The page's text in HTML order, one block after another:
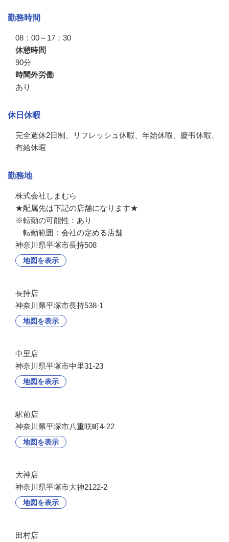
勤務時間
08：00～17：30
休憩時間
90分
時間外労働
あり
休日休暇
完全週休2日制、リフレッシュ休暇、年始休暇、慶弔休暇、
有給休暇
勤務地
株式会社しまむら
★配属先は下記の店舗になります★
※転勤の可能性：あり
転勤範囲：会社の定める店舗
神奈川県平塚市長持508
地図を表示
長持店
神奈川県平塚市長持538-1
地図を表示
中里店
神奈川県平塚市中里31-23
地図を表示
駅前店
神奈川県平塚市八重咲町4-22
地図を表示
大神店
神奈川県平塚市大神2122-2
地図を表示
田村店